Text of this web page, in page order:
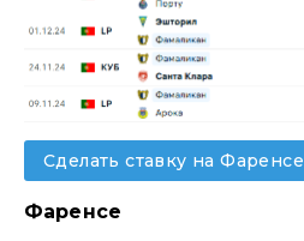
Сделать ставку на Фаренсе
Фаренсе